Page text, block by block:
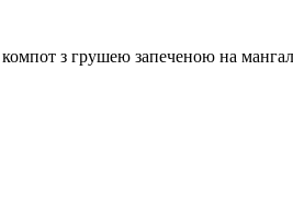
з грушею запеченою на